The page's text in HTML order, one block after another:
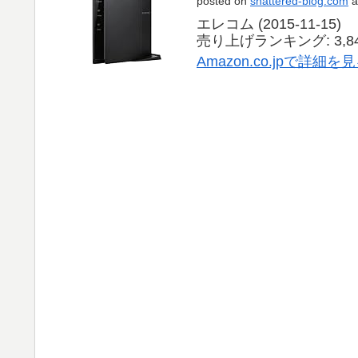
エレコム (2015-11-15)
売り上げランキング:
Amazon.co.jpで詳細を見